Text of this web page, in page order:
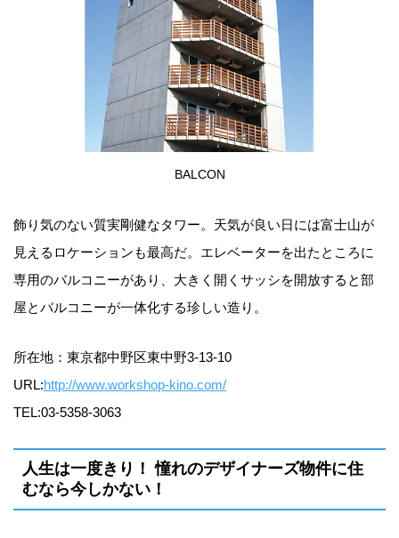
BALCON
飾り気のない質実剛健なタワー。天気が良い日には富士山が
見えるロケーションも最高だ。エレベーターを出たところに
専用のバルコニーがあり、大きく開くサッシを開放すると部
屋とバルコニーが一体化する珍しい造り。
所在地：東京都中野区東中野3-13-10
URL:http://www.workshop-kino.com/
TEL:03-5358-3063
人生は一度きり！ 憧れのデザイナーズ物件に住
むなら今しかない！